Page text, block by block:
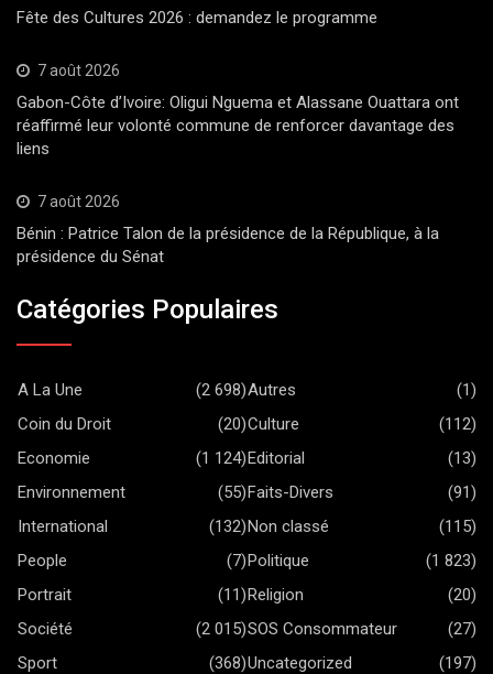
Fête des Cultures 2026 : demandez le programme
7 août 2026
Gabon-Côte d’Ivoire: Oligui Nguema et Alassane Ouattara ont
réaffirmé leur volonté commune de renforcer davantage des
liens
7 août 2026
Bénin : Patrice Talon de la présidence de la République, à la
présidence du Sénat
Catégories Populaires
A La Une (2 698)Autres
(1)
Coin du Droit
(20)Culture
(112)
Economie
(1 124)Editorial
(13)
Environnement
(55)Faits-Divers
(91)
International
(132)Non classé
(115)
People
(7)Politique
(1 823)
Portrait
(11)Religion
(20)
Société
(2 015)SOS Consommateur
(27)
Sport
(368)Uncategorized
(197)